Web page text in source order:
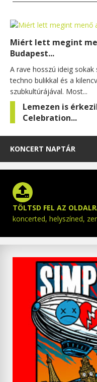
Miért lett megint
Budapest...
A rave hosszú ideig
techno bulikkal és a
szubkultúrájával. Most...
Lemezen is
Celebration...
KONCERT NAPTÁR
TÖLTSD FEL AZ
koncerted, helyszíned,